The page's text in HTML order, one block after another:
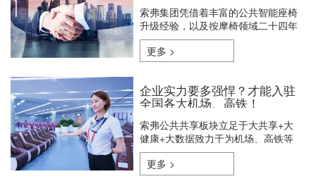
索弗集团凭借着丰富的公共智能座椅
升级经验，以及按摩椅领域二十四年
如一日的钻研精神，受到了”兰州铁
路局“的高度信赖。
更多 >
企业实力要多强悍？才能入驻
全国各大机场、高铁！
索弗公共共享板块立足于大共享+大
健康+大数据致力于为机场、高铁等
国内大型交通枢纽提供公共智能座椅
升级服务
更多 >